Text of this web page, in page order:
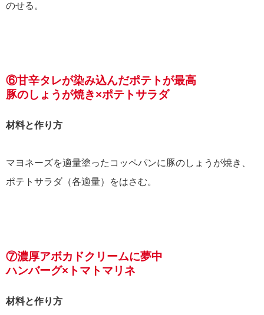
のせる。
⑥甘辛タレが染み込んだポテトが最高
豚のしょうが焼き×ポテトサラダ
材料と作り方
マヨネーズを適量塗ったコッペパンに豚のしょうが焼き、
ポテトサラダ（各適量）をはさむ。
⑦濃厚アボカドクリームに夢中
ハンバーグ×トマトマリネ
材料と作り方